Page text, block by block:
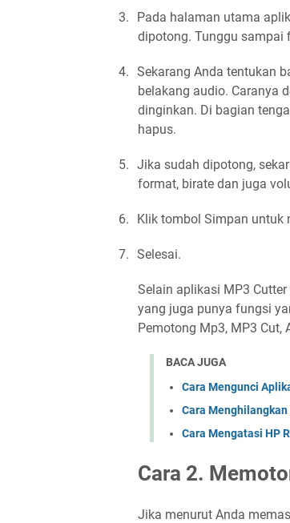
3.
Pada halaman utama
dipotong. Tunggu sampai
4. Sekarang Anda tentukan
belakang audio. Caranya
dinginkan. Di bagian
hapus.
5. Jika sudah dipotong,
format, birate dan juga
6. Klik tombol Simpan untuk
7. Selesai.
Selain aplikasi MP3
yang juga punya fungsi
Pemotong Mp3, MP3 Cut,
BACA JUGA
Cara Mengunci
Cara
Cara Mengatasi HP
Cara 2.
Jika menurut Anda